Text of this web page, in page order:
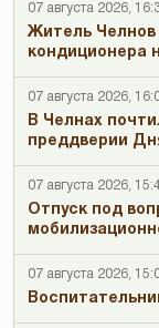
07 августа 2026,
Житель Челнов
кондиционера
07 августа 2026,
В Челнах
преддверии
07 августа 2026,
Отпуск под
07 августа 2026,